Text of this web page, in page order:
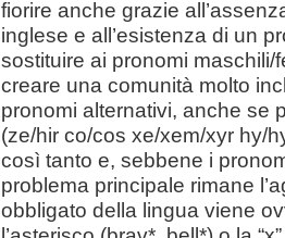
fiorire anche grazie
inglese e all’esistenza di un
sostituire ai pronomi
creare una comunità molto
pronomi alternativi, anche se
(ze/hir co/cos xe/xem/xyr hy/
così tanto e, sebbene i
problema principale rimane
obbligato della lingua viene